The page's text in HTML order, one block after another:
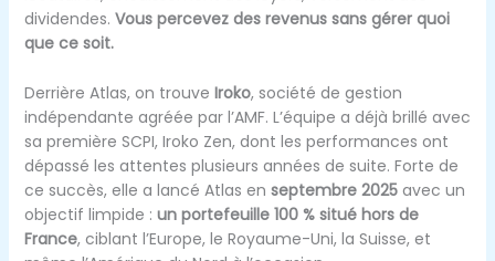
dividendes. Vous percevez des revenus sans gérer quoi
que ce soit.
Derrière Atlas, on trouve Iroko, société de gestion
indépendante agréée par l’AMF. L’équipe a déjà brillé avec
sa première SCPI, Iroko Zen, dont les performances ont
dépassé les attentes plusieurs années de suite. Forte de
ce succès, elle a lancé Atlas en septembre 2025avec un
objectif limpide : un portefeuille 100 % situé hors de
France, ciblant l’Europe, le Royaume-Uni, la Suisse, et